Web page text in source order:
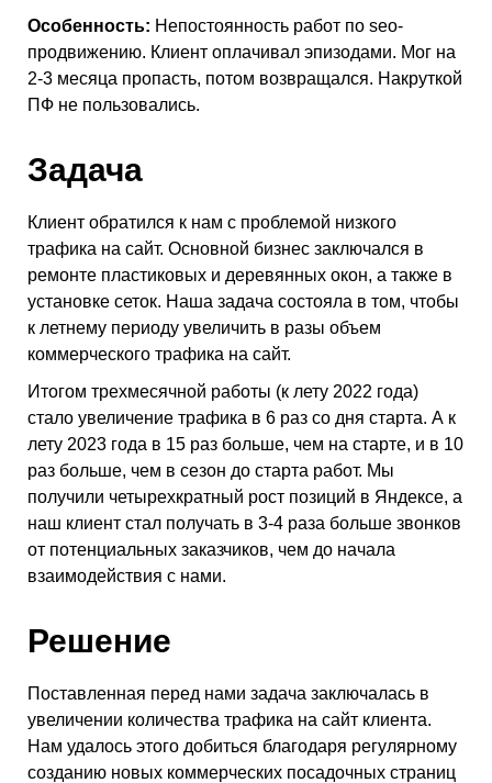
Особенность: Непостоянность работ по seo-
продвижению. Клиент оплачивал эпизодами. Мог на
2-3 месяца пропасть, потом возвращался. Накруткой
ПФ не пользовались.
Задача
Клиент обратился к нам с проблемой низкого
трафика на сайт. Основной бизнес заключался в
ремонте пластиковых и деревянных окон, а также в
установке сеток. Наша задача состояла в том, чтобы
к летнему периоду увеличить в разы объем
коммерческого трафика на сайт.
Итогом трехмесячной работы (к лету 2022 года)
стало увеличение трафика в 6 раз со дня старта. А к
лету 2023 года в 15 раз больше, чем на старте, и в 10
раз больше, чем в сезон до старта работ. Мы
получили четырехкратный рост позиций в Яндексе, а
наш клиент стал получать в 3-4 раза больше звонков
от потенциальных заказчиков, чем до начала
взаимодействия с нами.
Решение
Поставленная перед нами задача заключалась в
увеличении количества трафика на сайт клиента.
Нам удалось этого добиться благодаря регулярному
созданию новых коммерческих посадочных страниц